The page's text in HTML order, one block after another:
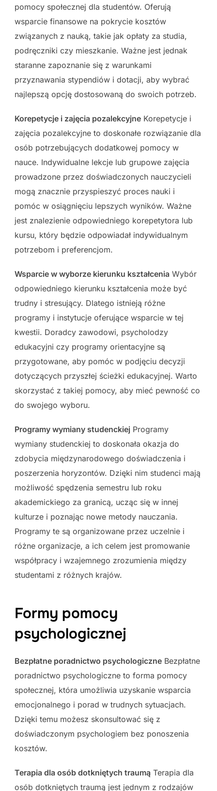
pomocy społecznej dla studentów. Oferują
wsparcie finansowe na pokrycie kosztów
związanych z nauką, takie jak opłaty za studia,
podręczniki czy mieszkanie. Ważne jest jednak
staranne zapoznanie się z warunkami
przyznawania stypendiów i dotacji, aby wybrać
najlepszą opcję dostosowaną do swoich potrzeb.
Korepetycje i zajęcia pozalekcyjne Korepetycje i
zajęcia pozalekcyjne to doskonałe rozwiązanie dla
osób potrzebujących dodatkowej pomocy w
nauce. Indywidualne lekcje lub grupowe zajęcia
prowadzone przez doświadczonych nauczycieli
mogą znacznie przyspieszyć proces nauki i
pomóc w osiągnięciu lepszych wyników. Ważne
jest znalezienie odpowiedniego korepetytora lub
kursu, który będzie odpowiadał indywidualnym
potrzebom i preferencjom.
Wsparcie w wyborze kierunku kształcenia Wybór
odpowiedniego kierunku kształcenia może być
trudny i stresujący. Dlatego istnieją różne
programy i instytucje oferujące wsparcie w tej
kwestii. Doradcy zawodowi, psycholodzy
edukacyjni czy programy orientacyjne są
przygotowane, aby pomóc w podjęciu decyzji
dotyczących przyszłej ścieżki edukacyjnej. Warto
skorzystać z takiej pomocy, aby mieć pewność co
do swojego wyboru.
Programy wymiany studenckiej Programy
wymiany studenckiej to doskonała okazja do
zdobycia międzynarodowego doświadczenia i
poszerzenia horyzontów. Dzięki nim studenci mają
możliwość spędzenia semestru lub roku
akademickiego za granicą, ucząc się w innej
kulturze i poznając nowe metody nauczania.
Programy te są organizowane przez uczelnie i
różne organizacje, a ich celem jest promowanie
współpracy i wzajemnego zrozumienia między
studentami z różnych krajów.
Formy pomocy
psychologicznej
Bezpłatne poradnictwo psychologiczne Bezpłatne
poradnictwo psychologiczne to forma pomocy
społecznej, która umożliwia uzyskanie wsparcia
emocjonalnego i porad w trudnych sytuacjach.
Dzięki temu możesz skonsultować się z
doświadczonym psychologiem bez ponoszenia
kosztów.
Terapia dla osób dotkniętych traumą Terapia dla
osób dotkniętych traumą jest jednym z rodzajów